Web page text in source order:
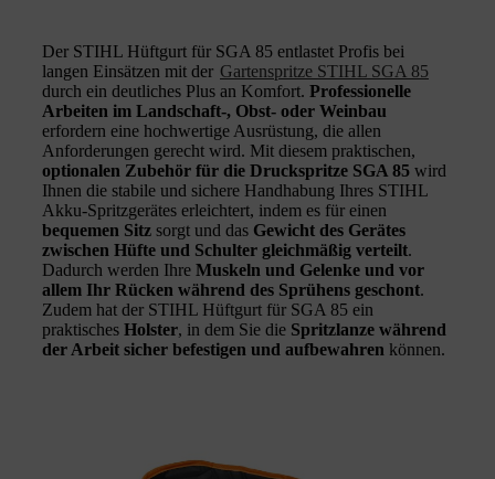
Der STIHL Hüftgurt für SGA 85 entlastet Profis bei
langen Einsätzen mit der Gartenspritze STIHL SGA 85
durch ein deutliches Plus an Komfort. Professionelle
Arbeiten im Landschaft-, Obst- oder Weinbau
erfordern eine hochwertige Ausrüstung, die allen
Anforderungen gerecht wird. Mit diesem praktischen,
optionalen Zubehör für die Druckspritze SGA 85 wird
Ihnen die stabile und sichere Handhabung Ihres STIHL
Akku-Spritzgerätes erleichtert, indem es für einen
bequemen Sitz sorgt und das Gewicht des Gerätes
zwischen Hüfte und Schulter gleichmäßig verteilt.
Dadurch werden Ihre Muskeln und Gelenke und vor
allem Ihr Rücken während des Sprühens geschont.
Zudem hat der STIHL Hüftgurt für SGA 85 ein
praktisches Holster, in dem Sie die Spritzlanze während
der Arbeit sicher befestigen und aufbewahren können.